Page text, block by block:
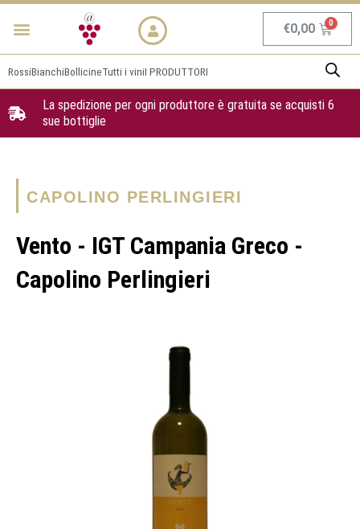
Vai
Menu €0,00
RossiBianchiBollicineTutti i viniI PRODUTTORI
La spedizione per ogni produttore è gratuita se acquisti 6
sue bottiglie
CAPOLINO PERLINGIERI
Vento - IGT Campania Greco -
Capolino Perlingieri